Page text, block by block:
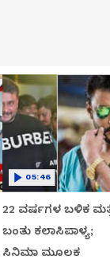
22 ವರ್ಷಗಳ ಬಳಿಕ
ಬಂತು ಕಲಾಸಿಪಾಳ್ಯ;
ಸಿನಿಮಾ ಮೂಲಕ
05:46